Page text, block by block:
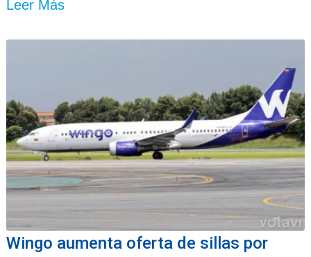
Leer Más
Wingo aumenta oferta de sillas por